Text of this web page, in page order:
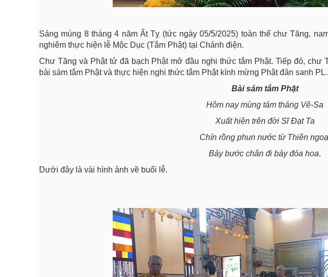
Sáng mùng 8 tháng 4 năm Ất Tỵ (tức ngày 05/5/2025) toàn thể chư Tăng,
nghiêm thực hiện lễ Mộc Dục (Tắm Phật) tại Chánh điện.
Chư Tăng và Phật tử đã bạch Phật mở đầu nghi thức tắm Phật. Tiếp đó, chư
bài sám tắm Phật và thực hiện nghi thức tắm Phật kính mừng Phật đản sanh
Bài sám tắm Phật
Hôm nay mùng tám tháng Vê-Sa
Xuất hiện trên đời Sĩ Đạt Ta
Chín rồng phun nước từ Thiên
Bảy bước chân đi bảy đóa hoa.
Dưới đây là vài hình ảnh về buổi lễ.